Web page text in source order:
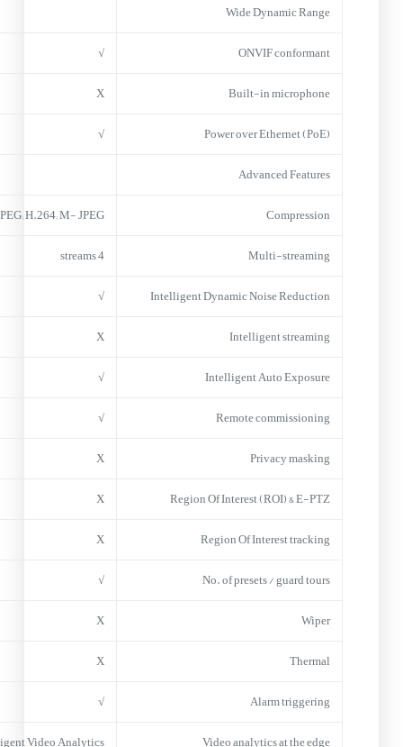
Wide Dynamic Range
ONVIF conformant
√
Built-in microphone
X
Power over Ethernet (PoE)
√
Advanced Features
Compression
H.264; M- JPEG
Multi-streaming
4 streams
Intelligent Dynamic Noise Reduction
√
Intelligent streaming
X
Intelligent Auto Exposure
√
Remote commissioning
√
Privacy masking
X
Region Of Interest (ROI) & E-PTZ
X
Region Of Interest tracking
X
No. of presets / guard tours
√
Wiper
X
Thermal
X
Alarm triggering
√